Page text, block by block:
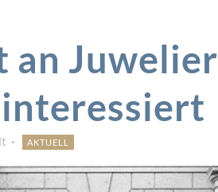
an Juwelier
AKTUELL